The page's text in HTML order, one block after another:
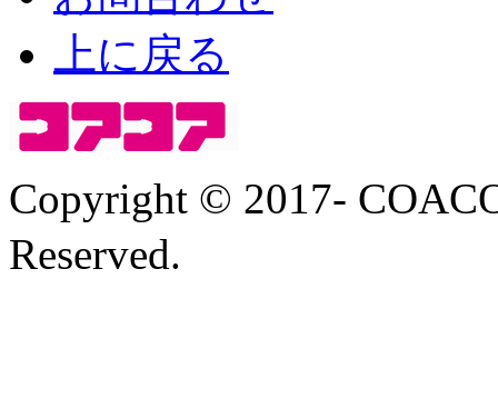
上に戻る
Copyright © 2017-
Reserved.